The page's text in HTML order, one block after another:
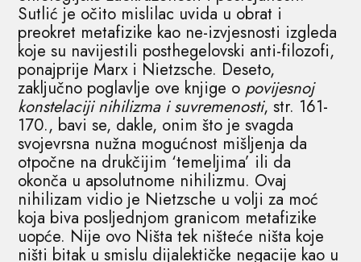
Sutlić je očito mislilac uvida u obrat i
preokret metafizike kao ne-izvjesnosti izgleda
koje su navijestili posthegelovski anti-filozofi,
ponajprije Marx i Nietzsche. Deseto,
zaključno poglavlje ove knjige o povijesnoj
konstelaciji nihilizma i suvremenosti, str. 161-
170., bavi se, dakle, onim što je svagda
svojevrsna nužna mogućnost mišljenja da
otpočne na drukčijim ‘temeljima’ ili da
okonča u apsolutnome nihilizmu. Ovaj
nihilizam vidio je Nietzsche u volji za moć
koja biva posljednjom granicom metafizike
uopće. Nije ovo Ništa tek ništeće ništa koje
ništi bitak u smislu dijalektičke negacije kao u